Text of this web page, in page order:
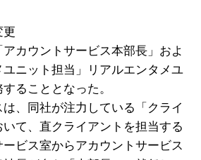
カウントサービス本部長」およ
ニット担当」リアルエンタメユ
ることとなった。
、同社が注力している「クライ
て、直クライアントを担当する
ビス室からアカウントサービス